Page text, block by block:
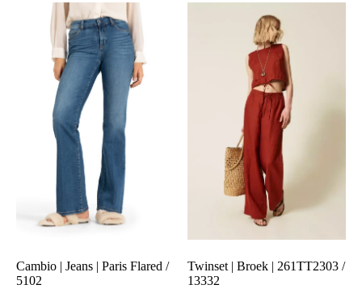
Cambio | Jeans | Paris Flared /
5102
Twinset | Broek | 261TT2303 /
13332